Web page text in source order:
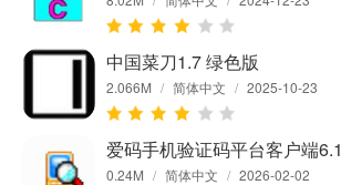
中国菜刀1.7 绿色版
2.066M / 简体中文 / 2025-10-23
爱码手机验证码平台客户端6.1
0.24M / 简体中文 / 2026-02-02